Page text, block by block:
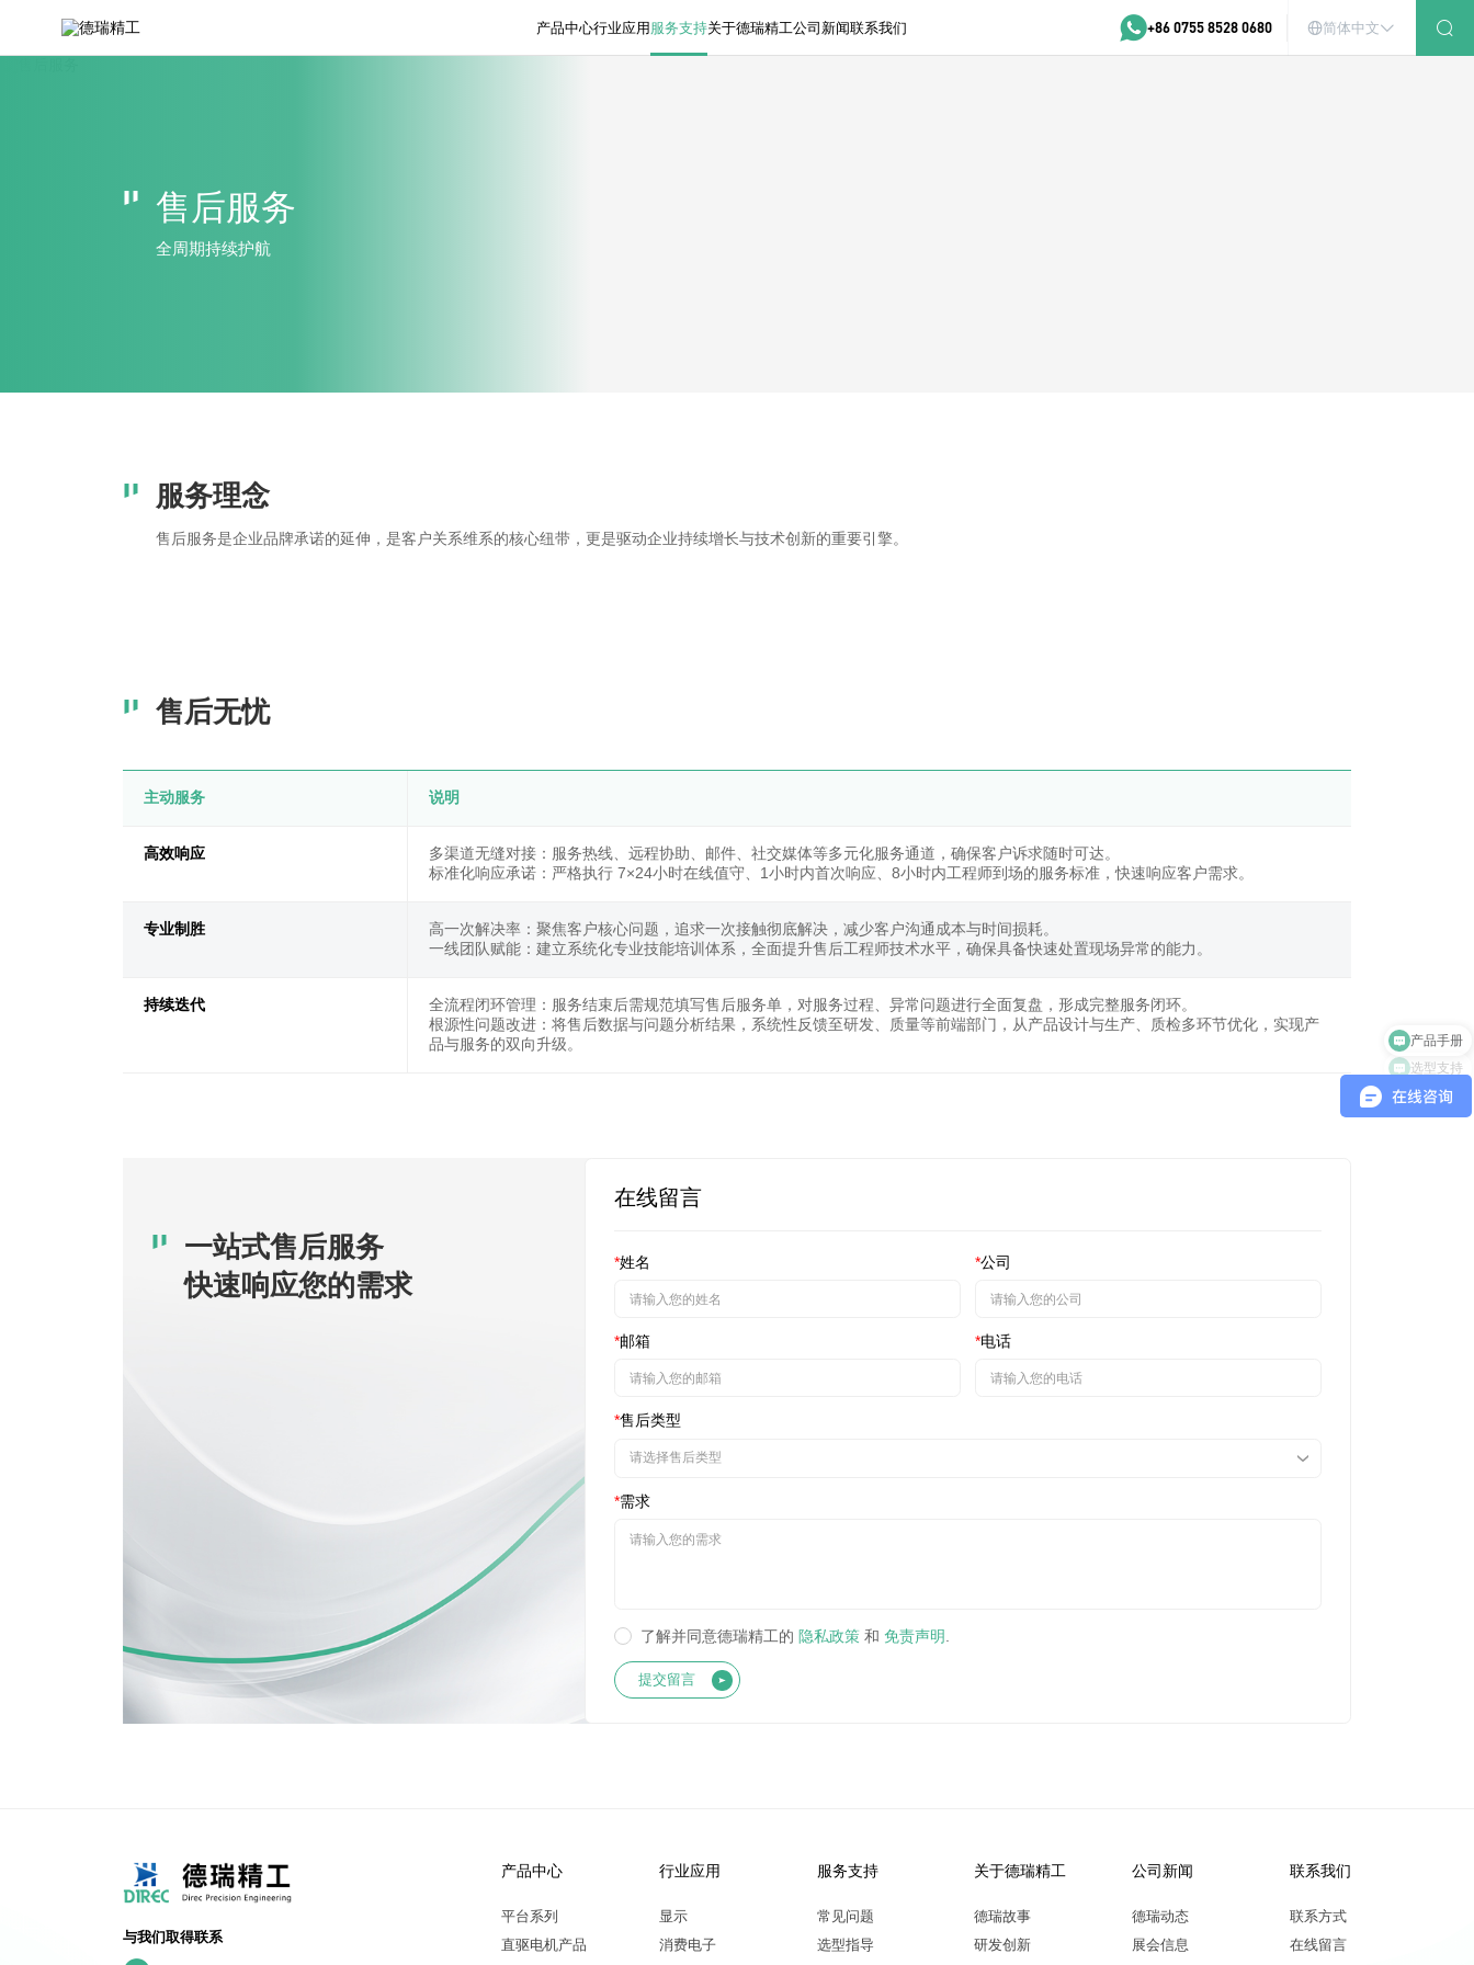
保
产品中心行业应用服务支持关于德瑞精工公司新闻联系我们 +86 0755 8528 0680 简体中文
售后服务
全周期持续护航
服务理念
售后服务是企业品牌承诺的延伸，是客户关系维系的核心纽带，更是驱动企业持续增长与技术创新的重要引擎。
售后无忧
主动服务 说明
高效响应
多渠道无缝对接：服务热线、远程协助、邮件、社交媒体等多元化服务通道，确保客户诉求随时可达。
标准化响应承诺：严格执行 7×24小时在线值守、1小时内首次响应、8小时内工程师到场的服务标准，快速响应客户需求。
专业制胜
高一次解决率：聚焦客户核心问题，追求一次接触彻底解决，减少客户沟通成本与时间损耗。
一线团队赋能：建立系统化专业技能培训体系，全面提升售后工程师技术水平，确保具备快速处置现场异常的能力。
持续迭代
全流程闭环管理：服务结束后需规范填写售后服务单，对服务过程、异常问题进行全面复盘，形成完整服务闭环。
根源性问题改进：将售后数据与问题分析结果，系统性反馈至研发、质量等前端部门，从产品设计与生产、质检多环节优化，实现产
品与服务的双向升级。
一站式售后服务
快速响应您的需求
在线留言
*姓名 *公司
*邮箱 *电话
*售后类型
*需求
了解并同意德瑞精工的 隐私政策和 免责声明.
提交留言
与我们取得联系
产品中心
平台系列
直驱电机产品
行业应用
显示
消费电子
服务支持
常见问题
选型指导
关于德瑞精工
德瑞故事
研发创新
公司新闻
德瑞动态
展会信息
联系我们
联系方式
在线留言